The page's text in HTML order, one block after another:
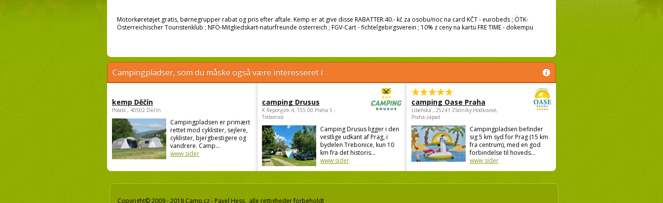
Motorkøretøjet gratis, børnegrupper rabat og pris efter aftale. Kemp er at give disse RABATTER:40.- kč za osobu/noc na card KČT - eurobeds ; ÖTK-
Österreichischer Touristenklub ; NFÖ-Mitgliedskart-naturfreunde österreich ; FGV-Cart - fichtelgebirgsverein ; 10% z ceny na kartu FRE TIME - dokempu
Campingpladser, som du måske også være interesseret i
kemp Děčín
Polabí , 40502 Děčín
Campingpladsen er primært
rettet mod cyklister, sejlere,
cyklister, bjergbestigere og
vandrere. Camp...
www sider
camping Drusus
K Reporyjim 4, 155 00 Praha 5 -
Trebonice
Camping Drusus ligger i den
vestlige udkant af Prag, i
bydelen Trebonice, kun 10
km fra det historis...
www sider
camping Oase Praha
Libeňská , 25241 Zlatníky-Hodkovice,
Praha-západ
Campingpladsen befinder
sig 5 km syd for Prag (15 km
fra centrum), med en god
forbindelse til hoveds...
www sider
Copyright© 2009 - 2018 Camp.cz - Pavel Hess, alle rettigheder forbeholdt